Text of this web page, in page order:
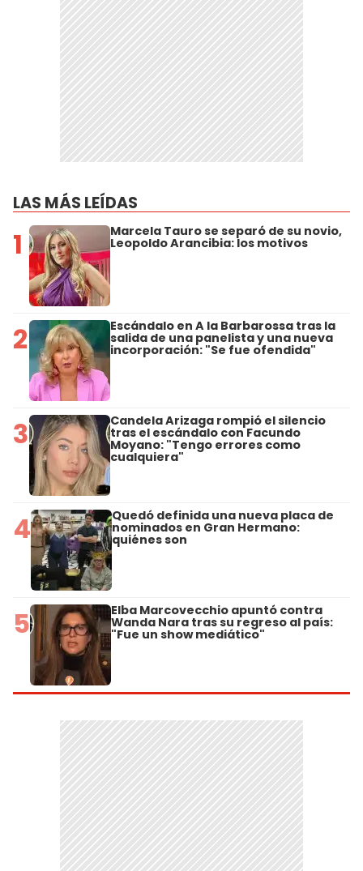
LAS MÁS LEÍDAS
1 Marcela Tauro se separó de su novio,
Leopoldo Arancibia: los motivos
2 Escándalo en A la Barbarossa tras la
salida de una panelista y una nueva
incorporación: "Se fue ofendida"
3 Candela Arizaga rompió el silencio
tras el escándalo con Facundo
Moyano: "Tengo errores como
cualquiera"
4 Quedó definida una nueva placa de
nominados en Gran Hermano:
quiénes son
5 Elba Marcovecchio apuntó contra
Wanda Nara tras su regreso al país:
"Fue un show mediático"